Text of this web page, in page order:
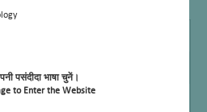
पसंदीदा भाषा चुनें।
to Enter the Website